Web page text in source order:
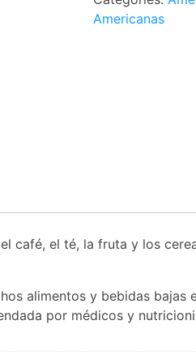
Americanas
café, el té, la fruta y los
alimentos y bebidas bajas
por médicos y